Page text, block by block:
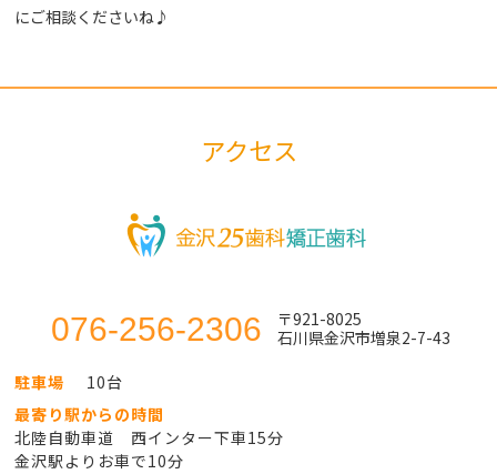
にご相談くださいね♪
アクセス
076-256-2306
〒921-8025
石川県金沢市増泉2-7-43
駐車場
10台
最寄り駅からの時間
北陸自動車道 西インター下車15分
金沢駅よりお車で10分